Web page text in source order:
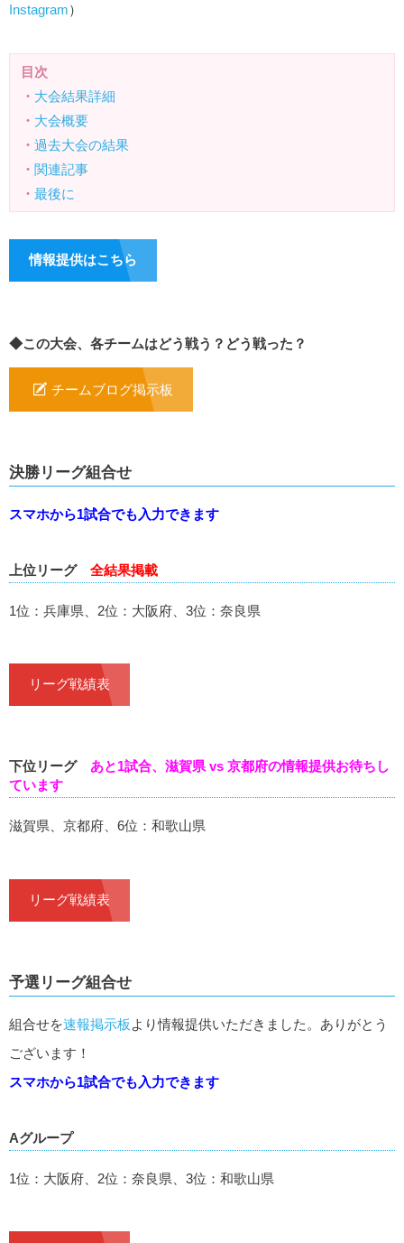
Instagram）
目次
・ 大会結果詳細
・ 大会概要
・ 過去大会の結果
・ 関連記事
・ 最後に
情報提供はこちら
◆この大会、各チームはどう戦う？どう戦った？
チームブログ掲示板
決勝リーグ組合せ
スマホから1試合でも入力できます
上位リーグ 全結果掲載
1位：兵庫県、2位：大阪府、3位：奈良県
リーグ戦績表
下位リーグ あと1試合、滋賀県 vs 京都府の情報提供お待ちし
ています
滋賀県、京都府、6位：和歌山県
リーグ戦績表
予選リーグ組合せ
組合せを速報掲示板 より情報提供いただきました。ありがとう
ございます！
スマホから1試合でも入力できます
Aグループ
1位：大阪府、2位：奈良県、3位：和歌山県